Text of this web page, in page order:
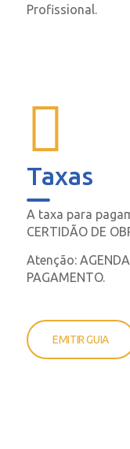
Profissional.
Taxas
A taxa para
CERTIDÃO DE
Atenção:
PAGAMENTO.
EMITIR GUIA